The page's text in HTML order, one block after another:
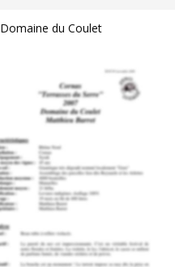
Domaine du Coulet